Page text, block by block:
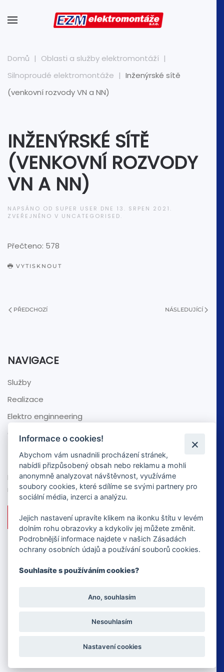
Domů
Oblasti a služby elektromontáží
Silnoproudé elektromontáže
Inženýrské sítě
(venkovní rozvody VN a NN)
INŽENÝRSKÉ SÍTĚ
(VENKOVNÍ ROZVODY
VN A NN)
NAPSÁNO OD SUPER USER DNE 13. SRPEN 2021 .
ZVEŘEJNĚNO V UNCATEGORISED.
Přečteno: 578
VYTISKNOUT
PŘEDCHOZÍ NÁSLEDUJÍCÍ
NAVIGACE
Služby
Realizace
Elektro enginneering
O nás
NEZÁVAZNÁ POPTÁVKA
Pošlete nám nezávaznou poptávku nebo se zeptejte
na cokoliv.
MÁM ZÁJEM
info@ezm-elektro.cz
COPYRIGHT ©2026 - CREATED BY
Informace o cookies!
Abychom vám usnadnili procházení stránek,
nabídli přizpůsobený obsah nebo reklamu a mohli
anonymně analyzovat návštěvnost, využíváme
soubory cookies, které sdílíme se svými partnery pro
sociální média, inzerci a analýzu.
Jejich nastavení upravíte klikem na ikonku štítu v levém
dolním rohu obrazovky a kdykoliv jej můžete změnit.
Podrobnější informace najdete v našich Zásadách
ochrany osobních údajů a používání souborů cookies.
Souhlasíte s používáním cookies?
Ano, souhlasím
Nesouhlasím
Nastavení cookies